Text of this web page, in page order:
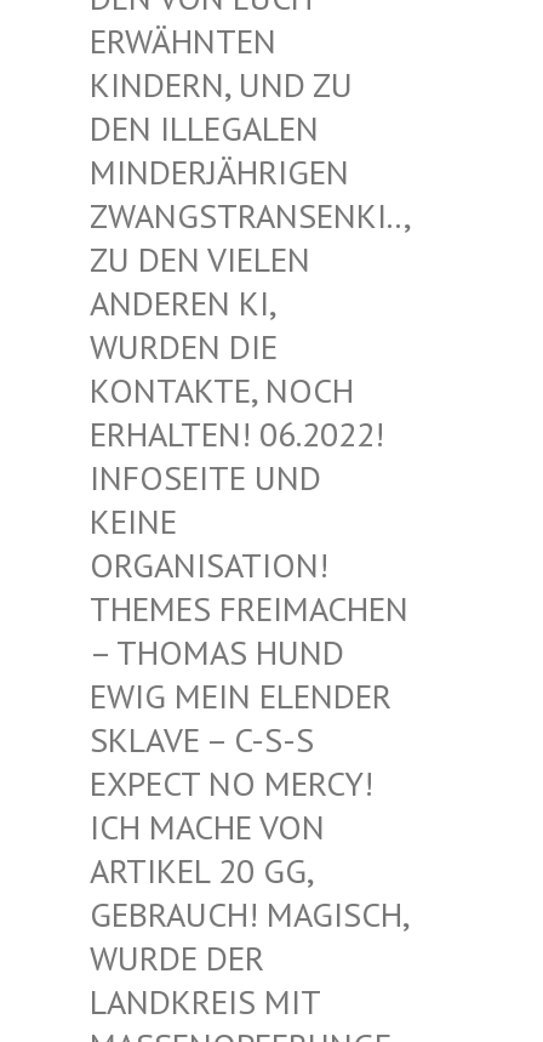
RWÄHNTEN K
INDERN, UND ZU D
EN ILLEGALEN M
INDERJÄHRIGEN Z
WANGSTRANSENKI.., Z
U DEN VIELEN A
NDEREN KI, W
URDEN DIE K
ONTAKTE, NOCH E
RHALTEN! 06.2022! I
NFOSEITE UND K
EINE O
RGANISATION! T
HEMES FREIMACHEN –
THOMAS HUND E
WIG MEIN ELENDER S
KLAVE – C-S-S E
XPECT NO MERCY! I
CH MACHE VON A
RTIKEL 20 GG, G
EBRAUCH! MAGISCH, W
URDE DER L
ANDKREIS MIT M